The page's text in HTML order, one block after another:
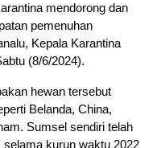
mendorong dan
pemenuhan
Kepala Karantina
(8/6/2024).
hewan tersebut
Belanda, China,
Sumsel sendiri telah
kurun waktu 2022